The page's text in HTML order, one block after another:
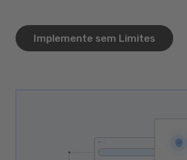
Implemente sem Limites